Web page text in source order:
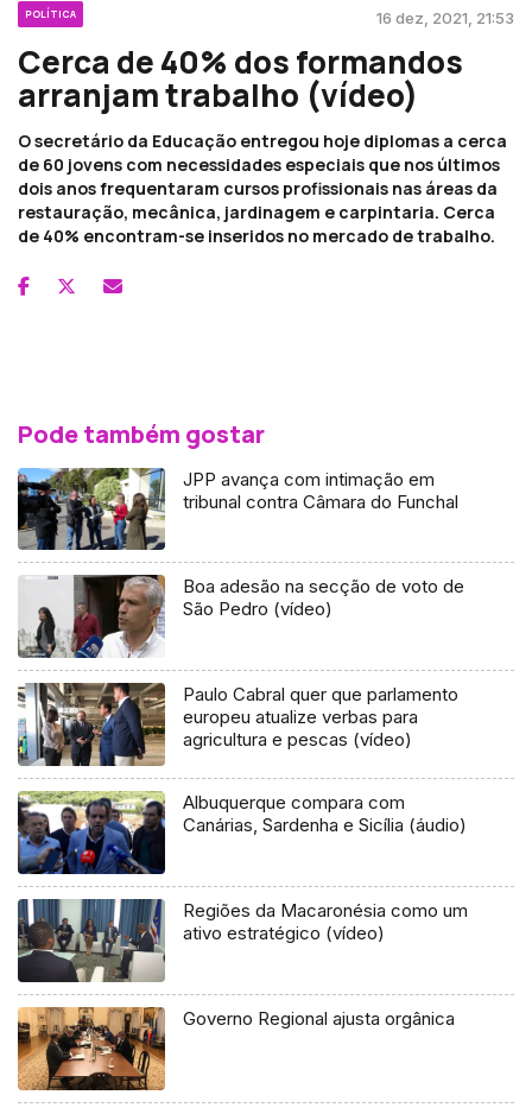
POLÍTICA 16 dez, 2021, 21:53
Cerca de 40% dos formandos
arranjam trabalho (vídeo)
O secretário da Educação entregou hoje diplomas a cerca
de 60 jovens com necessidades especiais que nos últimos
dois anos frequentaram cursos profissionais nas áreas da
restauração, mecânica, jardinagem e carpintaria. Cerca
de 40% encontram-se inseridos no mercado de trabalho.
Pode também gostar
JPP avança com intimação em
tribunal contra Câmara do Funchal
Boa adesão na secção de voto de
São Pedro (vídeo)
Paulo Cabral quer que parlamento
europeu atualize verbas para
agricultura e pescas (vídeo)
Albuquerque compara com
Canárias, Sardenha e Sicília (áudio)
Regiões da Macaronésia como um
ativo estratégico (vídeo)
Governo Regional ajusta orgânica